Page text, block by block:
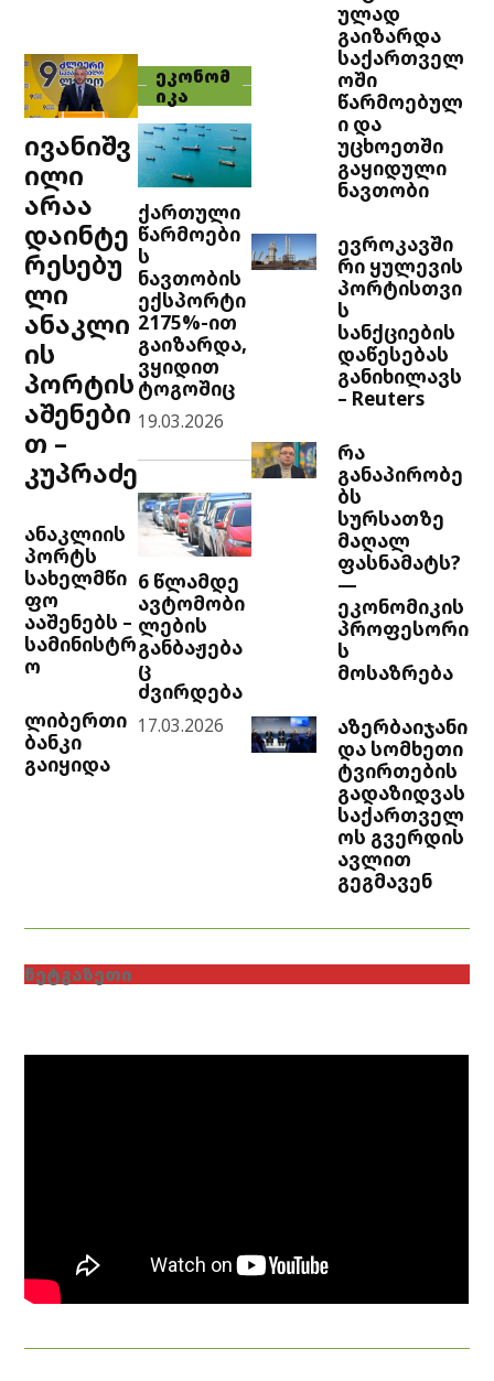
ივანიშვ
ილი
არაა
დაინტე
რესებუ
ლი
ანაკლი
ის
პორტის
აშენები
თ –
კუპრაძე
ანაკლიის
პორტს
სახელმწი
ფო
ააშენებს –
სამინისტრ
ო
ლიბერთი
ბანკი
გაიყიდა
ᲔᲙᲝᲜᲝᲛ
ᲘᲙᲐ
ქართული
წარმოები
ს
ნავთობის
ექსპორტი
2175%-ით
გაიზარდა,
ვყიდით
ტოგოშიც
19.03.2026
6 წლამდე
ავტომობი
ლების
განბაჟება
ც
ძვირდება
17.03.2026
ულად
გაიზარდა
საქართველ
ოში
წარმოებულ
ი და
უცხოეთში
გაყიდული
ნავთობი
ევროკავში
რი ყულევის
პორტისთვი
ს
სანქციების
დაწესებას
განიხილავს
– Reuters
რა
განაპირობე
ბს
სურსათზე
მაღალ
ფასნამატს?
—
ეკონომიკის
პროფესორი
ს
მოსაზრება
აზერბაიჯანი
და სომხეთი
ტვირთების
გადაზიდვას
საქართველ
ოს გვერდის
ავლით
გეგმავენ
ᲜᲔᲢᲒᲐᲖᲔᲗᲘ